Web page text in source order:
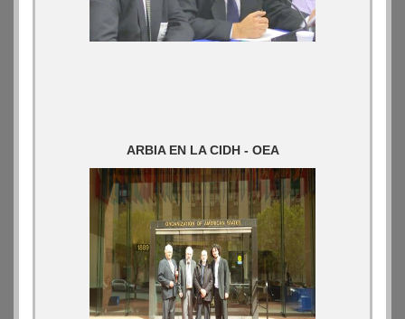
ARBIA EN LA CIDH - OEA